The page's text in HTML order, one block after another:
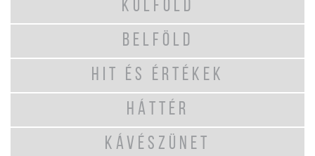
KÜLFÖLD
BELFÖLD
HIT ÉS ÉRTÉKEK
HÁTTÉR
KÁVÉSZÜNET